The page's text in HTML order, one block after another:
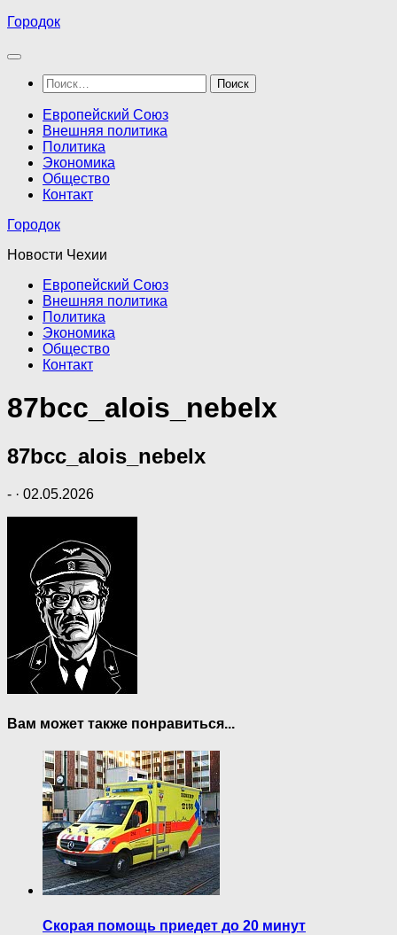
Перейти
содержимому
Городок
Найти:
Европейский Союз
Внешняя политика
Политика
Экономика
Общество
Контакт
Городок
Новости Чехии
Европейский Союз
Внешняя политика
Политика
Экономика
Общество
Контакт
87bcc_alois_nebelx
87bcc_alois_nebelx
- · 02.05.2026
Вам может также понравиться...
Скорая помощь приедет до 20 минут